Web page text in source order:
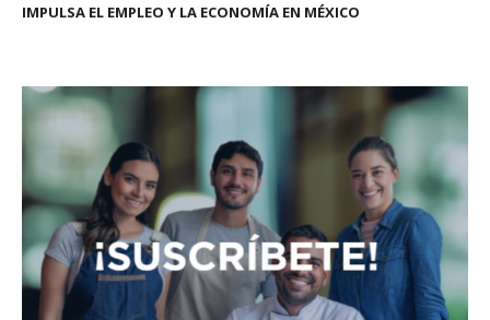
IMPULSA EL EMPLEO Y LA ECONOMÍA EN MÉXICO